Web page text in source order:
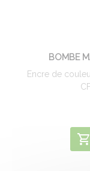
BOMBE
Encre de